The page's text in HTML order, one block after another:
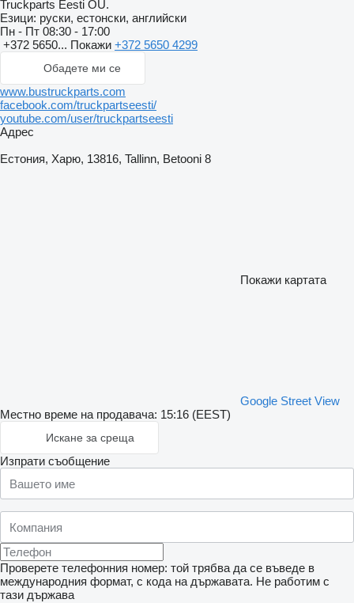
Truckparts Eesti OÜ.
Езици: руски, естонски, английски
Пн - Пт 08:30 - 17:00
+372 5650... Покажи +372 5650 4299
Обадете ми се
www.bustruckparts.com
facebook.com/truckpartseesti/
youtube.com/user/truckpartseesti
Адрес
Естония, Харю, 13816, Tallinn, Betooni 8
Покажи картата
Google Street View
Местно време на продавача: 15:16 (EEST)
Искане за среща
Изпрати съобщение
Проверете телефонния номер: той трябва да се въведе в
международния формат, с кода на държавата. Не работим с
тази държава